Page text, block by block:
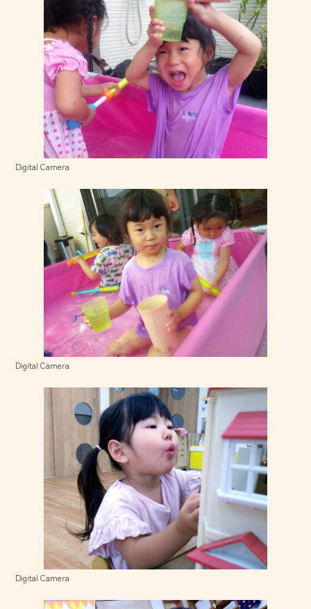
Digital Camera
Digital Camera
Digital Camera